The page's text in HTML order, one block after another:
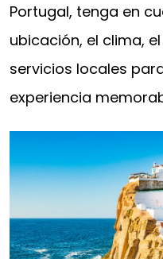
Portugal, tenga en
ubicación, el clima,
servicios locales
experiencia